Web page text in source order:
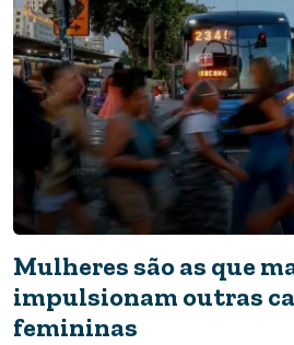
Mulheres são as que
impulsionam outras
femininas